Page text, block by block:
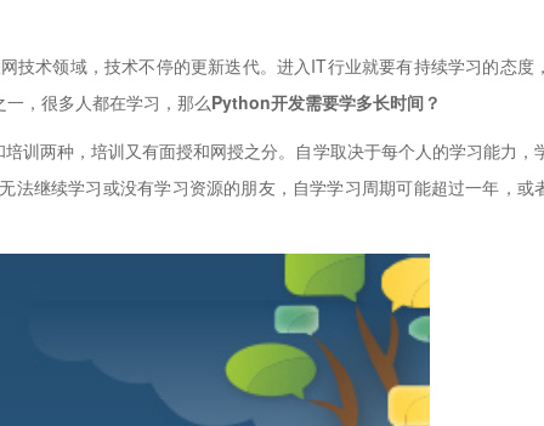
技术领域，技术不停的更新迭代。进入IT行业就要有持续学习的态度
，很多人都在学习，那么Python开发需要学多长时间？
两种，培训又有面授和网授之分。自学取决于每个人的学习能力，
法继续学习或没有学习资源的朋友，自学学习周期可能超过一年，或